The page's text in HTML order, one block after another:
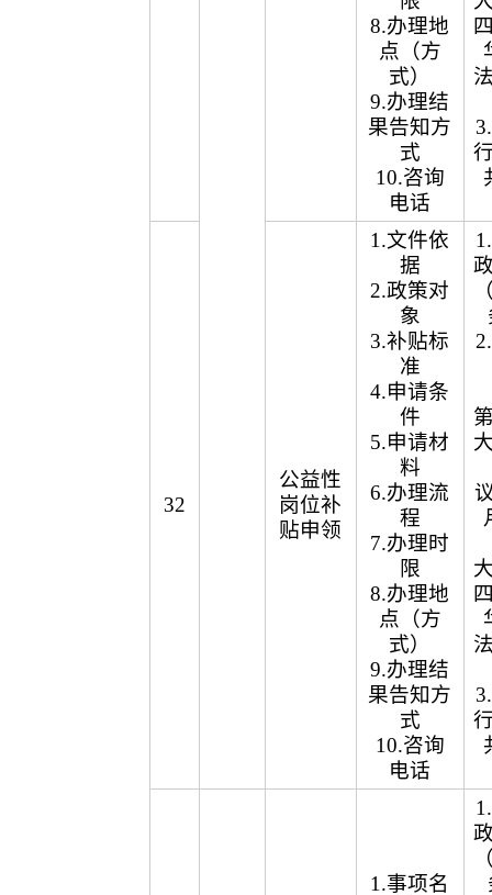
8.办理地
点（方
式）
9.办理结
果告知方
式
10.咨询
电话
32
公益性
岗位补
贴申领
1.文件依
据
2.政策对
象
3.补贴标
准
4.申请条
件
5.申请材
料
6.办理流
程
7.办理时
限
8.办理地
点（方
式）
9.办理结
果告知方
式
10.咨询
电话
1.事项名